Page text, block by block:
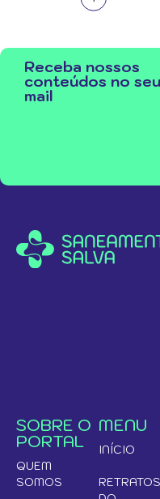
Receba nossos
conteúdos no
mail
SOBRE O
PORTAL
QUEM
SOMOS
MENU
INÍCIO
RETRATOS